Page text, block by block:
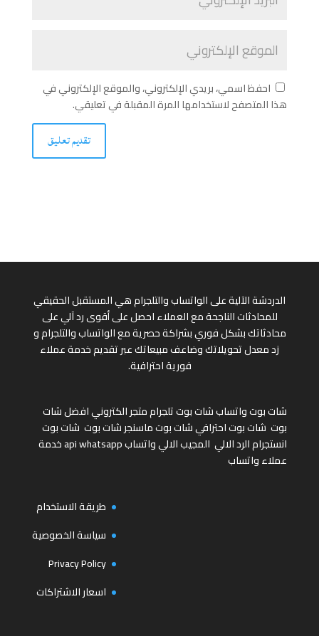
احفظ اسمي، بريدي الإلكتروني، والموقع الإلكتروني في
هذا المتصفح لاستخدامها المرة المقبلة في تعليقي.
الدردشة الآلية على الواتساب والتلجرام هي المستقبل الحقيقي
للمحادثات الناجحة مع العملاء احصل على أقوى رد آلي على
محادثاتك بشكل فوري بشراكة حصرية مع الواتساب والتلجرام و
زد معدل تحويلاتك وضاعف مبيعاتك عبر تقديم خدمة عملاء
فورية احترافية.
شات بوت واتسابشات بوت تلجراممتجر الكترونيافضل شات
بوت شات بوت احترافيشات بوت ماسنجرشات بوت شات بوت
انستجرامالرد الالي المجيب الالي واتسابapi whatsappخدمة
عملاء واتساب
طريقة الاستخدام
سياسة الخصوصية
Privacy Policy
اسعار الاشتراكات